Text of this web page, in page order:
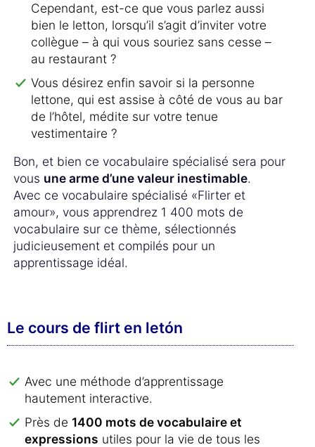
Cependant, est-ce que vous parlez aussi
bien le letton, lorsqu’il s’agit d’inviter votre
collègue – à qui vous souriez sans cesse –
au restaurant ?
Vous désirez enfin savoir si la personne
lettone, qui est assise à côté de vous au bar
de l’hôtel, médite sur votre tenue
vestimentaire ?
Bon, et bien ce vocabulaire spécialisé sera pour
vous une arme d’une valeur inestimable.
Avec ce vocabulaire spécialisé «Flirter et
amour», vous apprendrez 1 400 mots de
vocabulaire sur ce thème, sélectionnés
judicieusement et compilés pour un
apprentissage idéal.
Le cours de flirt en letón
Avec une méthode d’apprentissage
hautement interactive.
Près de 1400 mots de vocabulaire et
expressions utiles pour la vie de tous les